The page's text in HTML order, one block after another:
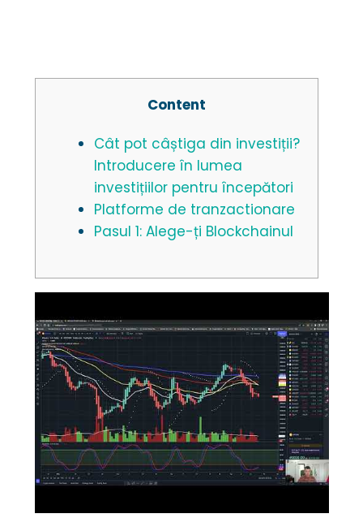
Content
Cât pot câștiga din investiții?
Introducere în lumea
investițiilor pentru începători
Platforme de tranzactionare
Pasul 1: Alege-ți Blockchainul